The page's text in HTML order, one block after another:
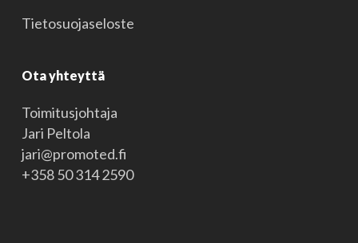
Tietosuojaseloste
Ota yhteyttä
Toimitusjohtaja
Jari Peltola
jari@promoted.fi
+358 50 314 2590